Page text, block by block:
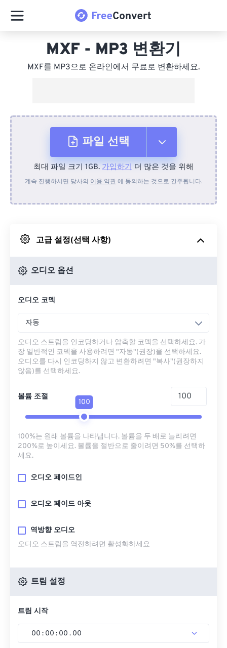
MXF - MP3 변환기
MXF를 MP3으로 온라인에서 무료로 변환하세요.
파일 선택
장치에서
Google 드라이브에서
최대 파일 크기 1GB. 가입하기 더 많은 것을 위해
계속 진행하시면 당사의 이용 약관에 동의하는 것으로 간주됩니다.
고급 설정(선택 사항)
오디오 옵션
오디오 코덱
자동
오디오 스트림을 인코딩하거나 압축할 코덱을 선택하세요. 가
장 일반적인 코덱을 사용하려면 "자동"(권장)을 선택하세요.
오디오를 다시 인코딩하지 않고 변환하려면 "복사"(권장하지
않음)를 선택하세요.
볼륨 조절
100
100%는 원래 볼륨을 나타냅니다. 볼륨을 두 배로 늘리려면
200%로 높이세요. 볼륨을 절반으로 줄이려면 50%를 선택하
세요.
오디오 페이드인
오디오 페이드 아웃
역방향 오디오
오디오 스트림을 역전하려면 활성화하세요
트림 설정
트림 시작
00 : 00 : 00 . 00